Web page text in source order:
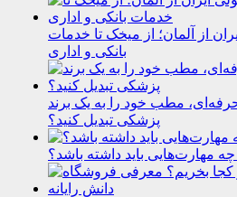
از آلمان؛ از میخک تا خدمات
بانکی و اداری
مطب خود را به یک برند
پزشکی تبدیل کنید؟
مهارت‌هایی باید داشته باشد؟